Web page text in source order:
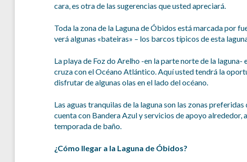
cara, es otra de las sugerencias que usted apreciará.
Toda la zona de la Laguna de Óbidos está marcada por
verá algunas «bateiras» – los barcos típicos de esta
La playa de Foz do Arelho -en la parte norte de la laguna-
cruza con el Océano Atlántico. Aquí usted tendrá la
disfrutar de algunas olas en el lado del océano.
Las aguas tranquilas de la laguna son las zonas
cuenta con Bandera Azul y servicios de apoyo
temporada de baño.
¿Cómo llegar a la Laguna de Óbidos?